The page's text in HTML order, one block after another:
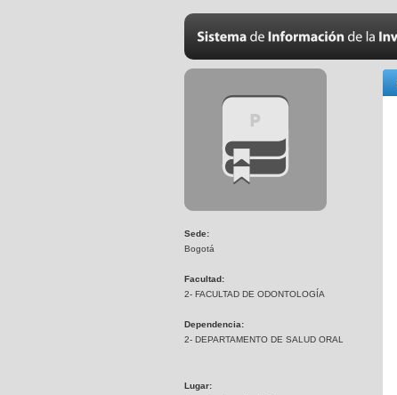
Sede:
Bogotá
Facultad:
2- FACULTAD DE ODONTOLOGÍA
Dependencia:
2- DEPARTAMENTO DE SALUD ORAL
Lugar: